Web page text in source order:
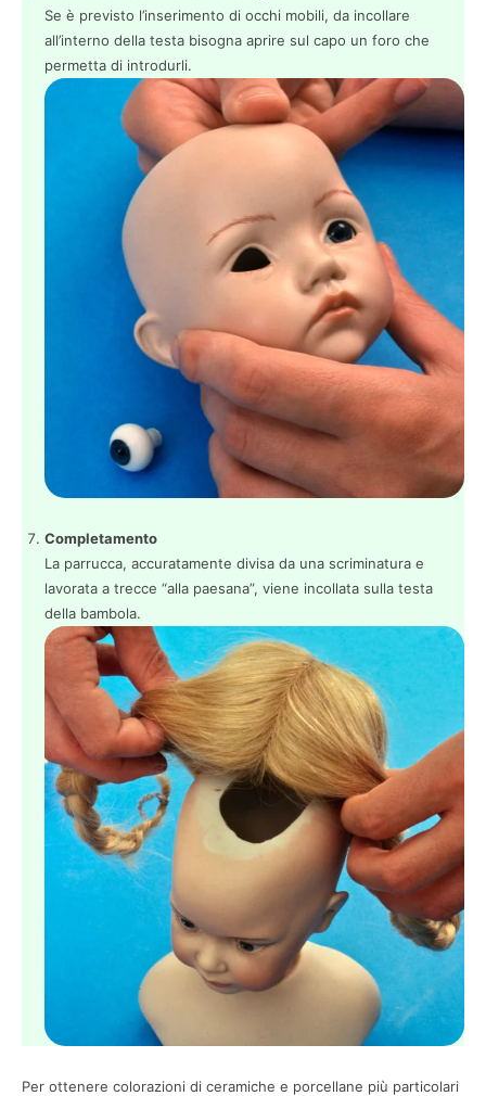
Se è previsto l’inserimento di occhi mobili, da incollare
all’interno della testa bisogna aprire sul capo un foro che
permetta di introdurli.
Completamento
La parrucca, accuratamente divisa da una scriminatura e
lavorata a trecce “alla paesana”, viene incollata sulla testa
della bambola.
Per ottenere colorazioni di ceramiche e porcellane più particolari